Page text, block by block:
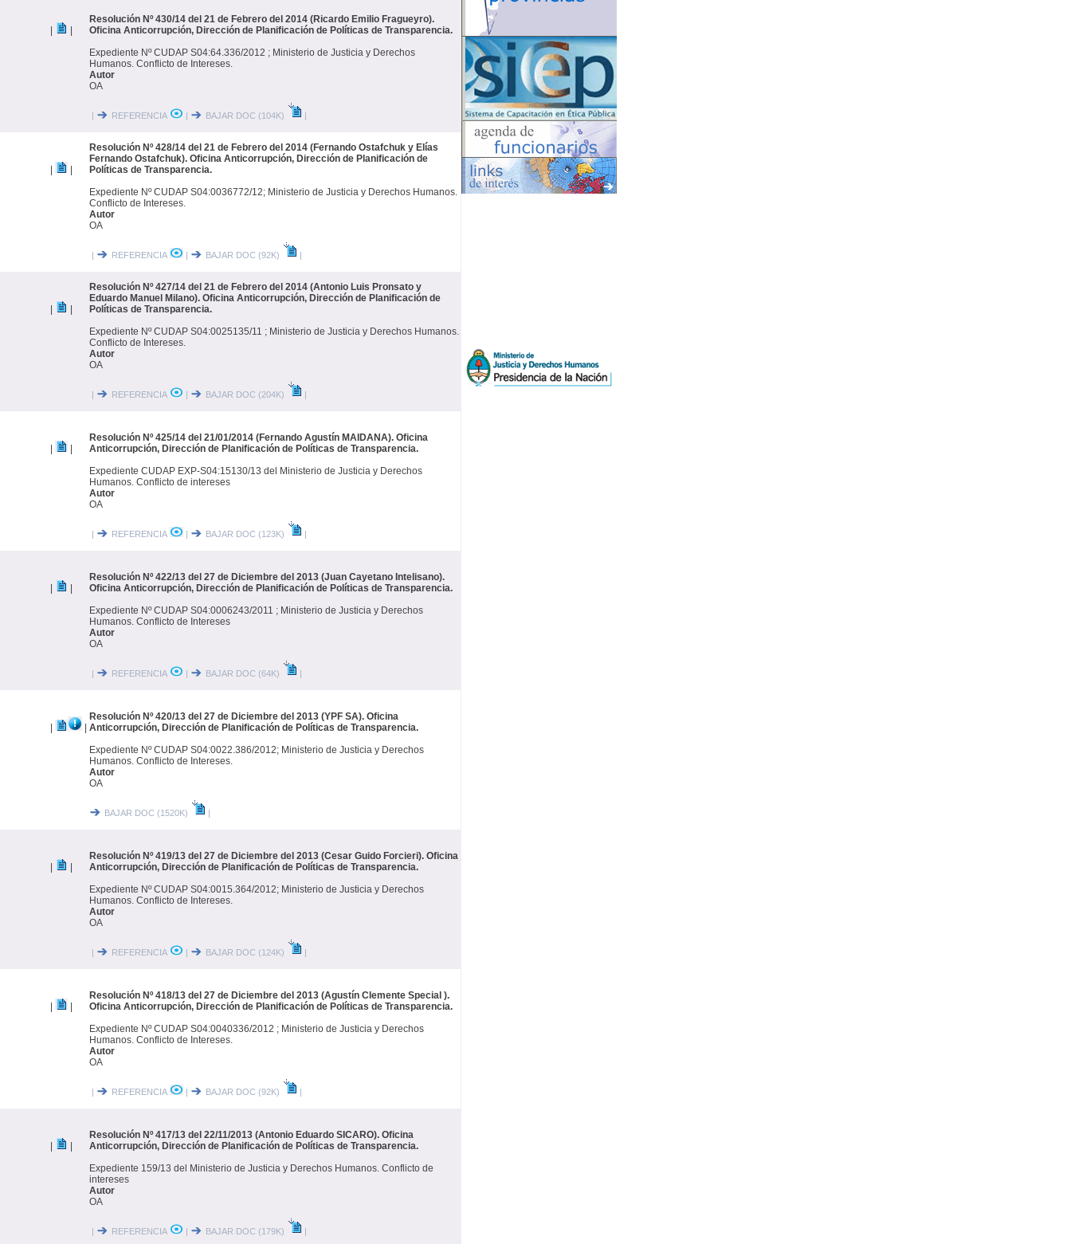
Resolución Nº 430/14 del 21 de Febrero del 2014 (Ricardo Emilio Fragueyro).
Oficina Anticorrupción, Dirección de Planificación de Políticas de Transparencia.
Expediente Nº CUDAP S04:64.336/2012 ; Ministerio de Justicia y Derechos
Humanos. Conflicto de Intereses.
Autor
OA
| REFERENCIA | BAJAR DOC (104K) |
Resolución Nº 428/14 del 21 de Febrero del 2014 (Fernando Ostafchuk y Elías
Fernando Ostafchuk). Oficina Anticorrupción, Dirección de Planificación de
Políticas de Transparencia.
Expediente Nº CUDAP S04:0036772/12; Ministerio de Justicia y Derechos Humanos.
Conflicto de Intereses.
Autor
OA
| REFERENCIA | BAJAR DOC (92K) |
Resolución Nº 427/14 del 21 de Febrero del 2014 (Antonio Luis Pronsato y
Eduardo Manuel Milano). Oficina Anticorrupción, Dirección de Planificación de
Políticas de Transparencia.
Expediente Nº CUDAP S04:0025135/11 ; Ministerio de Justicia y Derechos Humanos.
Conflicto de Intereses.
Autor
OA
| REFERENCIA | BAJAR DOC (204K) |
Resolución Nº 425/14 del 21/01/2014 (Fernando Agustín MAIDANA). Oficina
Anticorrupción, Dirección de Planificación de Políticas de Transparencia.
Expediente CUDAP EXP-S04:15130/13 del Ministerio de Justicia y Derechos
Humanos. Conflicto de intereses
Autor
OA
| REFERENCIA | BAJAR DOC (123K) |
Resolución Nº 422/13 del 27 de Diciembre del 2013 (Juan Cayetano Intelisano).
Oficina Anticorrupción, Dirección de Planificación de Políticas de Transparencia.
Expediente Nº CUDAP S04:0006243/2011 ; Ministerio de Justicia y Derechos
Humanos. Conflicto de Intereses
Autor
OA
| REFERENCIA | BAJAR DOC (64K) |
Resolución Nº 420/13 del 27 de Diciembre del 2013 (YPF SA). Oficina
Anticorrupción, Dirección de Planificación de Políticas de Transparencia.
Expediente Nº CUDAP S04:0022.386/2012; Ministerio de Justicia y Derechos
Humanos. Conflicto de Intereses.
Autor
OA
BAJAR DOC (1520K) |
Resolución Nº 419/13 del 27 de Diciembre del 2013 (Cesar Guido Forcieri). Oficina
Anticorrupción, Dirección de Planificación de Políticas de Transparencia.
Expediente Nº CUDAP S04:0015.364/2012; Ministerio de Justicia y Derechos
Humanos. Conflicto de Intereses.
Autor
OA
| REFERENCIA | BAJAR DOC (124K) |
Resolución Nº 418/13 del 27 de Diciembre del 2013 (Agustín Clemente Special ).
Oficina Anticorrupción, Dirección de Planificación de Políticas de Transparencia.
Expediente Nº CUDAP S04:0040336/2012 ; Ministerio de Justicia y Derechos
Humanos. Conflicto de Intereses.
Autor
OA
| REFERENCIA | BAJAR DOC (92K) |
Resolución Nº 417/13 del 22/11/2013 (Antonio Eduardo SICARO). Oficina
Anticorrupción, Dirección de Planificación de Políticas de Transparencia.
Expediente 159/13 del Ministerio de Justicia y Derechos Humanos. Conflicto de
intereses
Autor
OA
| REFERENCIA | BAJAR DOC (179K) |